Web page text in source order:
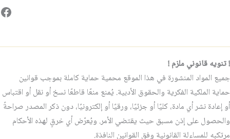
! تنويه قانوني ملزم !
جميع المواد المنشورة في هذا الموقع محمية حماية كاملة بموجب قوانين
حماية الملكية الفكرية والحقوق الأدبية. يُمنع منعًا قاطعًا نسخ أو نقل أو اقتباس
أو إعادة نشر أي مادة، كليًا أو جزئيًا، ورقيًا أو إلكترونيًا، دون ذكر المصدر صراحةً
والحصول على إذن مسبق حيث يقتضي الأمر. ويُعرّض أي خرقٍ لهذه الأحكام
مرتكبه للمساءلة القانونية وفق القوانين النافذة.